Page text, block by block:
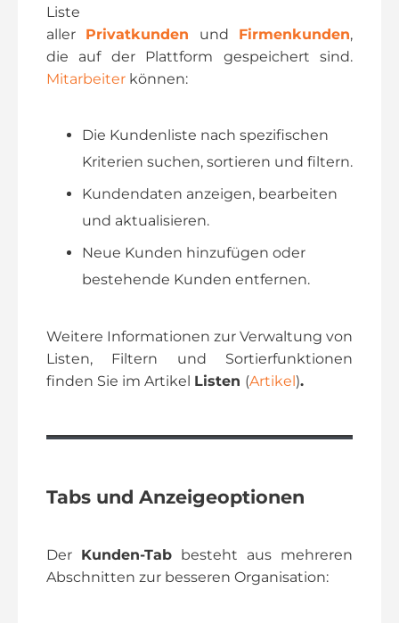
Liste
aller Privatkunden und Firmenkunden,
die auf der Plattform gespeichert sind.
Mitarbeiter können:
Die Kundenliste nach spezifischen
Kriterien suchen, sortieren und filtern.
Kundendaten anzeigen, bearbeiten
und aktualisieren.
Neue Kunden hinzufügen oder
bestehende Kunden entfernen.
Weitere Informationen zur Verwaltung von
Listen, Filtern und Sortierfunktionen
finden Sie im Artikel Listen (Artikel ).
Tabs und Anzeigeoptionen
Der Kunden-Tab besteht aus mehreren
Abschnitten zur besseren Organisation: